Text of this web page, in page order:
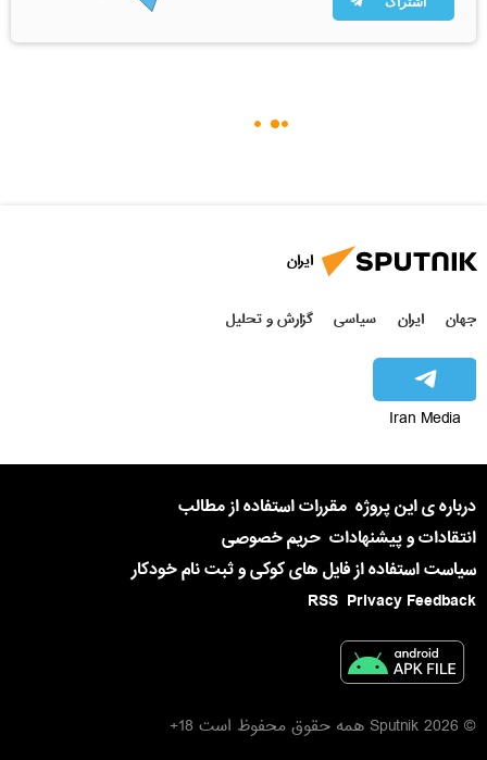
ایران
جهان ایران سیاسی گزارش و تحلیل
Iran Media
درباره ی این پروژه مقررات استفاده از مطالب
انتقادات و پیشنهادات حریم خصوصی
سیاست استفاده از فایل های کوکی و ثبت نام خودکار
Privacy Feedback
RSS
© 2026 Sputnik همه حقوق محفوظ است 18+